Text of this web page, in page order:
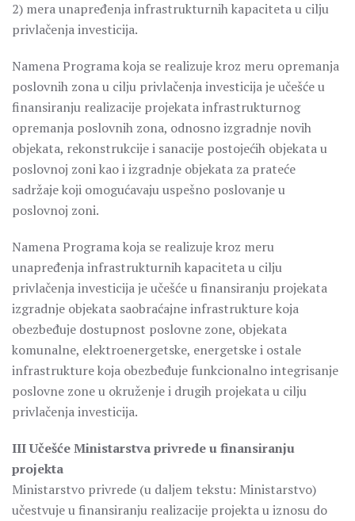
2) mera unapređenja infrastrukturnih kapaciteta u cilju
privlačenja investicija.
Namena Programa koja se realizuje kroz meru opremanja
poslovnih zona u cilju privlačenja investicija je učešće u
finansiranju realizacije projekata infrastrukturnog
opremanja poslovnih zona, odnosno izgradnje novih
objekata, rekonstrukcije i sanacije postojećih objekata u
poslovnoj zoni kao i izgradnje objekata za prateće
sadržaje koji omogućavaju uspešno poslovanje u
poslovnoj zoni.
Namena Programa koja se realizuje kroz meru
unapređenja infrastrukturnih kapaciteta u cilju
privlačenja investicija je učešće u finansiranju projekata
izgradnje objekata saobraćajne infrastrukture koja
obezbeđuje dostupnost poslovne zone, objekata
komunalne, elektroenergetske, energetske i ostale
infrastrukture koja obezbeđuje funkcionalno integrisanje
poslovne zone u okruženje i drugih projekata u cilju
privlačenja investicija.
III Učešće Ministarstva privrede u finansiranju
projekta
Ministarstvo privrede (u daljem tekstu: Ministarstvo)
učestvuje u finansiranju realizacije projekta u iznosu do